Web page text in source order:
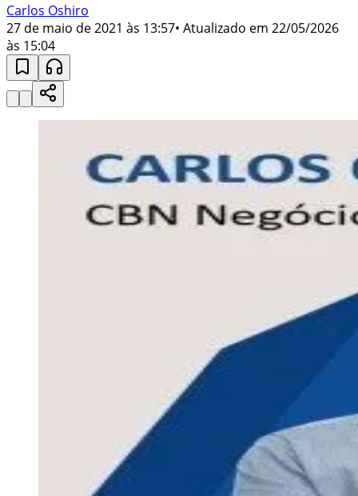
Carlos Oshiro
27 de maio de 2021 às 13:57• Atualizado em 22/05/2026
às 15:04